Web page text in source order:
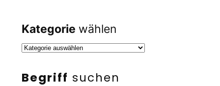
Kategorie wählen
Begriff suchen